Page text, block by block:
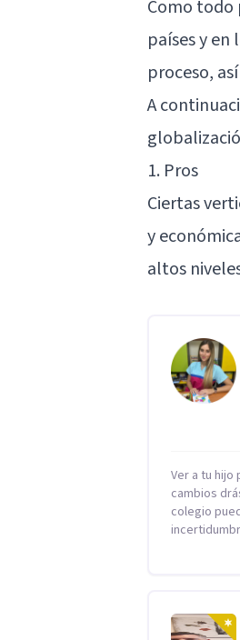
Como todo
países y
proceso,
A
1. Pros
Ciertas
y
altos
Ver a tu
cambios
colegio
casa. Me especializo en guiar a familias a través